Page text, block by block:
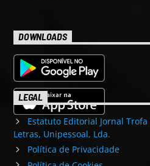
DOWNLOADS
LEGAL
Estatuto Editorial Jornal
Letras, Unipessoal, Lda.
Política de Privacidade